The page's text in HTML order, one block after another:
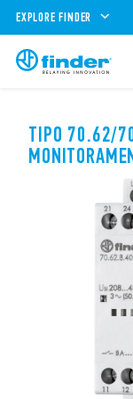
EXPLORE FINDER
TIPO 70.62/